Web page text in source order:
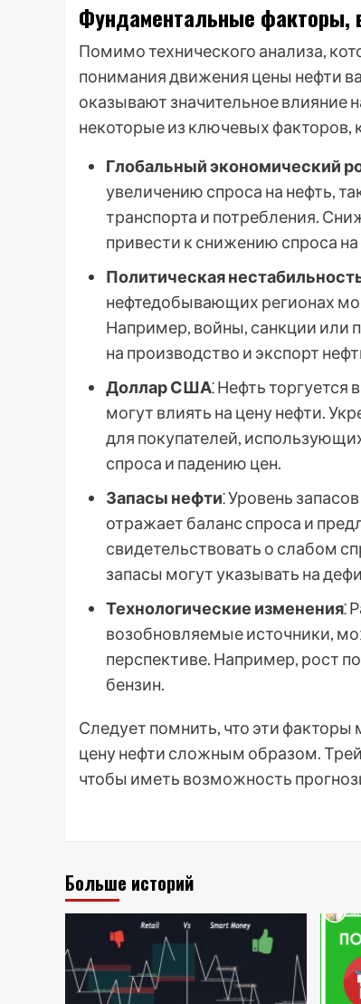
Фундаментальные факторы,
Помимо технического анализа,
понимания движения цены нефти
оказывают значительное влияние
некоторые из ключевых факторов,
Глобальный экономический
увеличению спроса на нефть,
транспорта и потребления.
привести к снижению спроса на
Политическая
нефтедобывающих регионах
Например, войны, санкции или
на производство и экспорт
Доллар США⁚ Нефть
могут влиять на цену нефти.
для покупателей,
спроса и падению цен.
Запасы нефти⁚ Уровень
отражает баланс спроса и
свидетельствовать о слабом
запасы могут указывать на
Технологические изменения⁚
возобновляемые источники,
перспективе. Например, рост
бензин.
Следует помнить, что эти факторы
цену нефти сложным образом.
чтобы иметь возможность
Больше историй